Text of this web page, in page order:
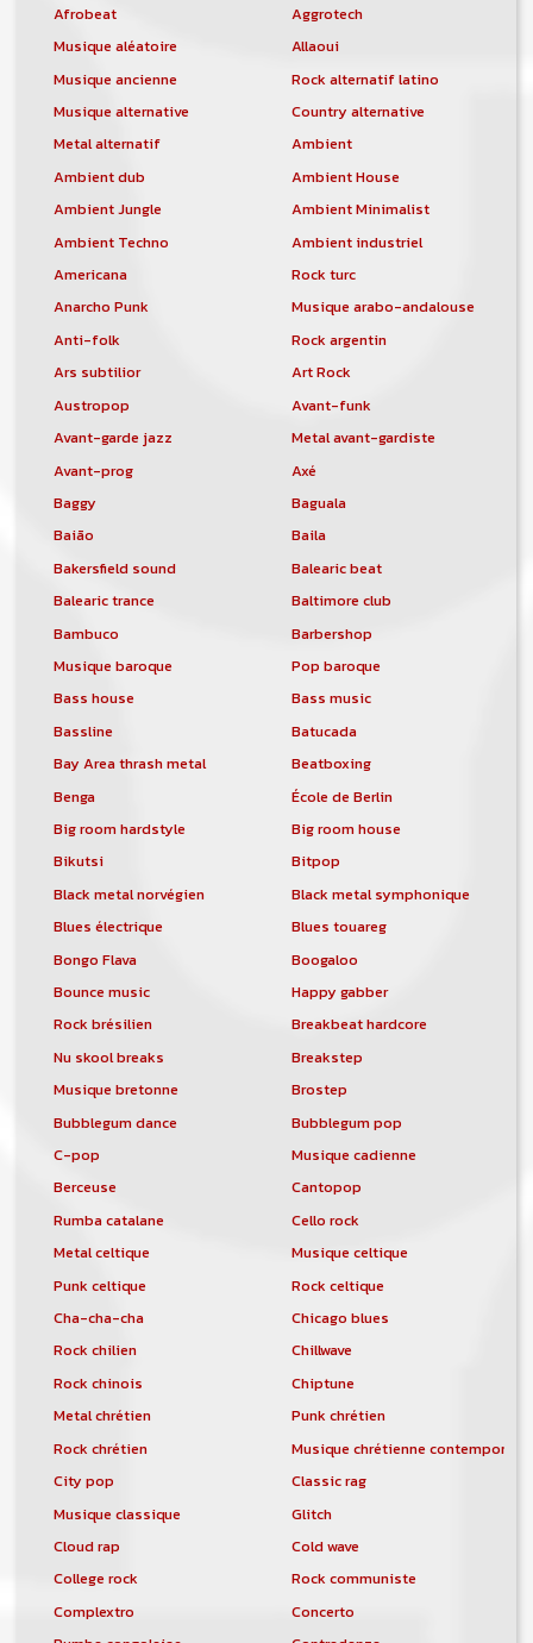
Afrobeat
Aggrotech
Musique aléatoire
Allaoui
Musique ancienne
Rock alternatif latino
Musique alternative
Country alternative
Metal alternatif
Ambient
Ambient dub
Ambient House
Ambient Jungle
Ambient Minimalist
Ambient Techno
Ambient industriel
Americana
Rock turc
Anarcho Punk
Musique arabo-andalouse
Anti-folk
Rock argentin
Ars subtilior
Art Rock
Austropop
Avant-funk
Avant-garde jazz
Metal avant-gardiste
Avant-prog
Axé
Baggy
Baguala
Baião
Baila
Bakersfield sound
Balearic beat
Balearic trance
Baltimore club
Bambuco
Barbershop
Musique baroque
Pop baroque
Bass house
Bass music
Bassline
Batucada
Bay Area thrash metal
Beatboxing
Benga
École de Berlin
Big room hardstyle
Big room house
Bikutsi
Bitpop
Black metal norvégien
Black metal symphonique
Blues électrique
Blues touareg
Bongo Flava
Boogaloo
Bounce music
Happy gabber
Rock brésilien
Breakbeat hardcore
Nu skool breaks
Breakstep
Musique bretonne
Brostep
Bubblegum dance
Bubblegum pop
C-pop
Musique cadienne
Berceuse
Cantopop
Rumba catalane
Cello rock
Metal celtique
Musique celtique
Punk celtique
Rock celtique
Cha-cha-cha
Chicago blues
Rock chilien
Chillwave
Rock chinois
Chiptune
Metal chrétien
Punk chrétien
Rock chrétien
Musique chrétienne
City pop
Classic rag
Musique classique
Glitch
Cloud rap
Cold wave
College rock
Rock communiste
Complextro
Concerto